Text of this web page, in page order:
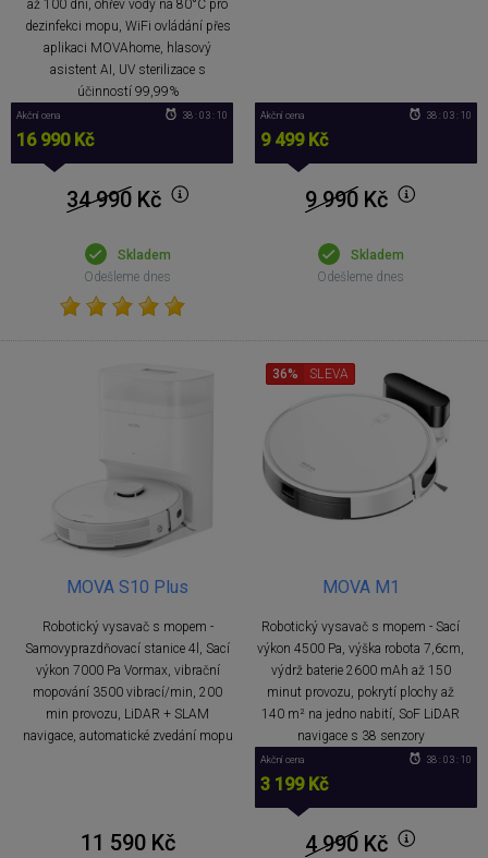
až 100 dní, ohřev vody na 80°C pro
dezinfekci mopu, WiFi ovládání přes
aplikaci MOVAhome, hlasový
asistent AI, UV sterilizace s
účinností 99,99%
Akční cena
16 990 Kč
38 : 03 : 09
34 990Kč
Skladem
Odešleme dnes
Akční cena
9 499 Kč
38 : 03 : 09
9 990 Kč
Skladem
Odešleme dnes
MOVA S10 Plus
Robotický vysavač s mopem -
Samovyprazdňovací stanice 4l, Sací
výkon 7000 Pa Vormax, vibrační
mopování 3500 vibrací/min, 200
min provozu, LiDAR + SLAM
navigace, automatické zvedání mopu
11 590 Kč
MOVA M1
Robotický vysavač s mopem - Sací
výkon 4500 Pa, výška robota 7,6cm,
výdrž baterie 2600 mAh až 150
minut provozu, pokrytí plochy až
140 m² na jedno nabití, SoF LiDAR
navigace s 38 senzory
36% SLEVA
Akční cena
3 199 Kč
38 : 03 : 09
4 990 Kč